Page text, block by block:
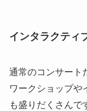
インタラクティ
通常のコンサート
ワークショップや
も盛りだくさんで